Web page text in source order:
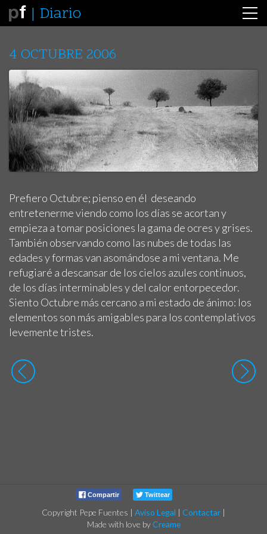
Diario
4 OCTUBRE 2006
Prefiero Octubre; pienso en él deseando
entretenerme viendo como los días se acortan y
empieza a tomar posiciones la gama de ocres y grises.
También observando como las nubes de todas las
edades y formas van asomándose a mi ventana. Me
refugiaré a descansar de los cielos azules continuos,
de los días interminables y del calor entorpecedor.
Siento Octubre más cercano a mi estado de ánimo: los
elementos son más amigables para los contemplativos
levemente tristes.
Compartir Twittear
Copyright Pepe Fuentes | Aviso Legal | Contactar |
Made with love byCreame